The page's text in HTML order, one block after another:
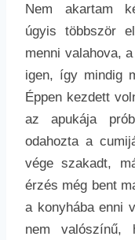
Nem akartam
úgyis többször
menni valahova,
igen, így mindig
Éppen kezdett
az apukája
odahozta a
vége szakadt,
érzés még bent
a konyhába enni
nem valószínű,